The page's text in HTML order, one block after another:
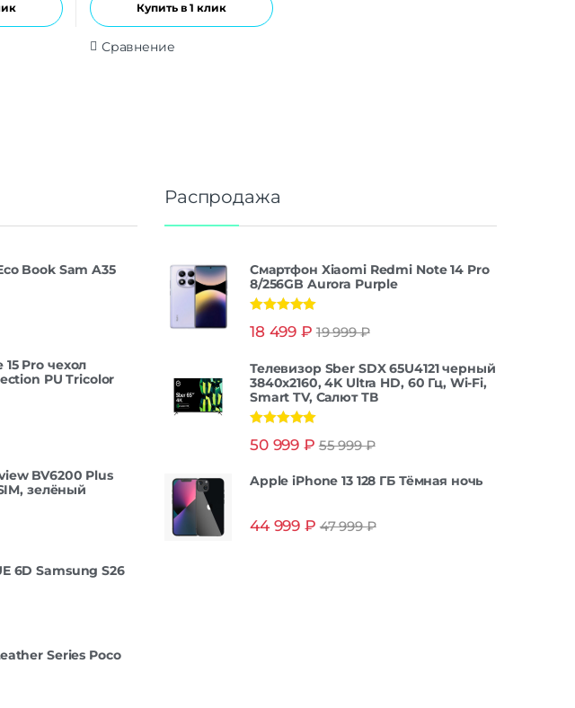
Купить в 1 клик
Сравнение
Book Sam A35
Pro чехол
PU Tricolor
BV6200 Plus
зелёный
6D Samsung S26
Series Poco
Распродажа
Смартфон Xiaomi Redmi Note 14 Pro
8/256GB Aurora Purple
из 5
18 499 ₽ 19 999₽
Телевизор Sber SDX 65U4121 черный
3840x2160, 4K Ultra HD, 60 Гц, Wi-Fi,
Smart TV, Салют ТВ
из 5
50 999 ₽ 55 999₽
Apple iPhone 13 128 ГБ Тёмная ночь
44 999 ₽ 47 999₽